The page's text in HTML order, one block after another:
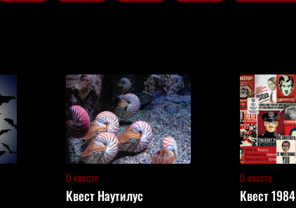
О квесте
Квест Наутилус
О квесте
Квест 1984